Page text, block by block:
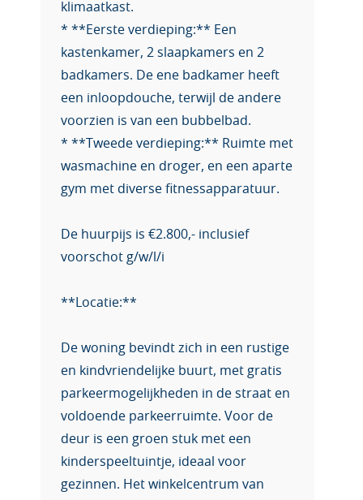
klimaatkast.
* **Eerste verdieping:** Een
kastenkamer, 2 slaapkamers en 2
badkamers. De ene badkamer heeft
een inloopdouche, terwijl de andere
voorzien is van een bubbelbad.
* **Tweede verdieping:** Ruimte met
wasmachine en droger, en een aparte
gym met diverse fitnessapparatuur.
De huurpijs is €2.800,- inclusief
voorschot g/w/l/i
**Locatie:**
De woning bevindt zich in een rustige
en kindvriendelijke buurt, met gratis
parkeermogelijkheden in de straat en
voldoende parkeerruimte. Voor de
deur is een groen stuk met een
kinderspeeltuintje, ideaal voor
gezinnen. Het winkelcentrum van